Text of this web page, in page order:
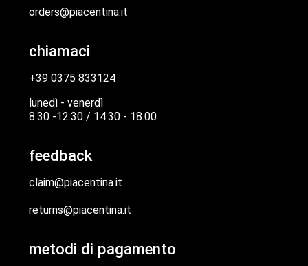
orders@piacentina.it
chiamaci
+39 0375 833124
lunedì - venerdì
8.30 -12.30 / 14.30 - 18.00
feedback
claim@piacentina.it
returns@piacentina.it
metodi di pagamento